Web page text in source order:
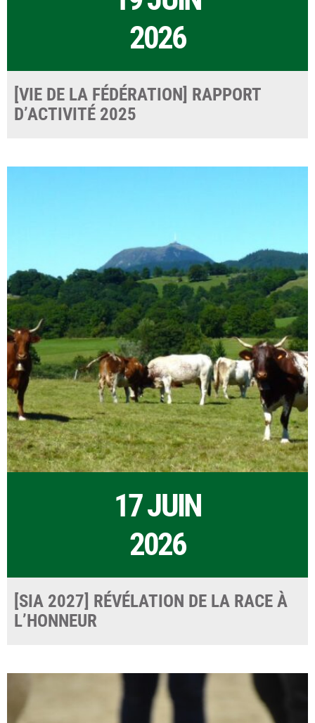
2026
[VIE DE LA FÉDÉRATION] RAPPORT
D’ACTIVITÉ 2025
17 JUIN
2026
[SIA 2027] RÉVÉLATION DE LA RACE À
L’HONNEUR